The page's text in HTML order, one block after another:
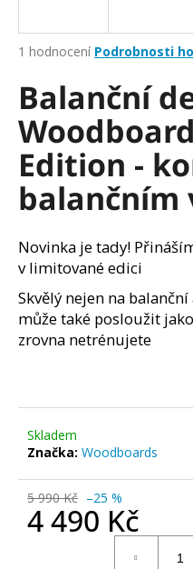
Průměrné
produktu
je
5,0
z
5
hvězdiček.
1 hodnocení Podrobnosti
Balanční
Edition -
balančním
Novinka je tady!
v limitované edici
Skvělý nejen na
může také posloužit
zrovna netrénujete
Skladem
Značka: Woodboards
5 990 Kč –25 %
4 490 Kč
j
t
?
HLEDAT
D
o
p
o
č
u
m
e